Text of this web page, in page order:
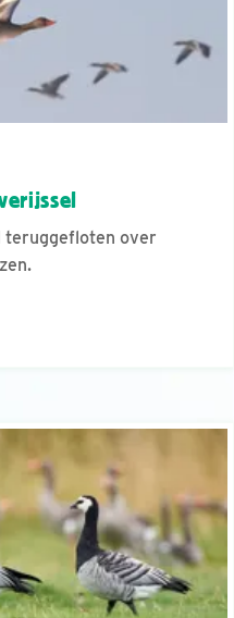
teruggefloten over